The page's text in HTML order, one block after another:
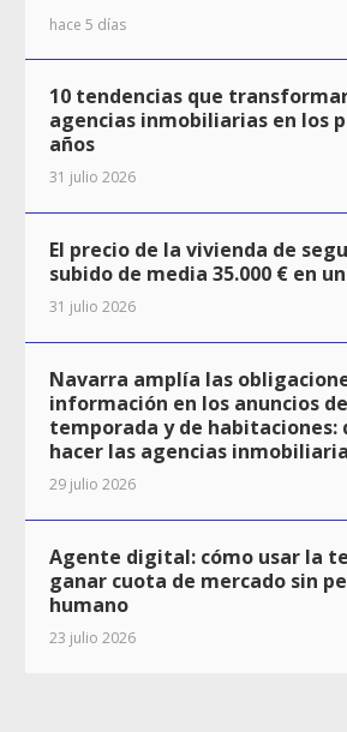
hace 5 días
10 tendencias que
agencias inmobiliarias en los
años
31 julio 2026
El precio de la vivienda de
subido de media 35.000 € en
31 julio 2026
Navarra amplía las
información en los anuncios
temporada y de habitaciones:
hacer las agencias
29 julio 2026
Agente digital: cómo usar la
ganar cuota de mercado sin
humano
23 julio 2026